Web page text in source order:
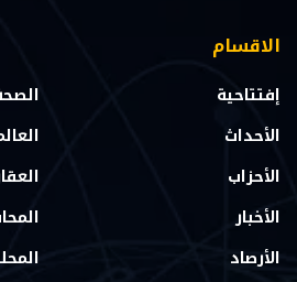
الاقسام
إفتتاحية
الأحداث
الأحزاب
الأخبار
الأرصاد